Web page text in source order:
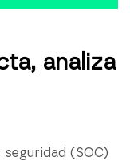
analiza
(SOC)